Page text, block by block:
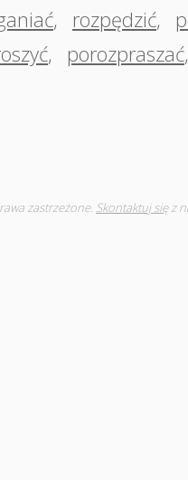
, rozpędzić,
, porozpraszać,
zastrzeżone. Skontaktuj sięz